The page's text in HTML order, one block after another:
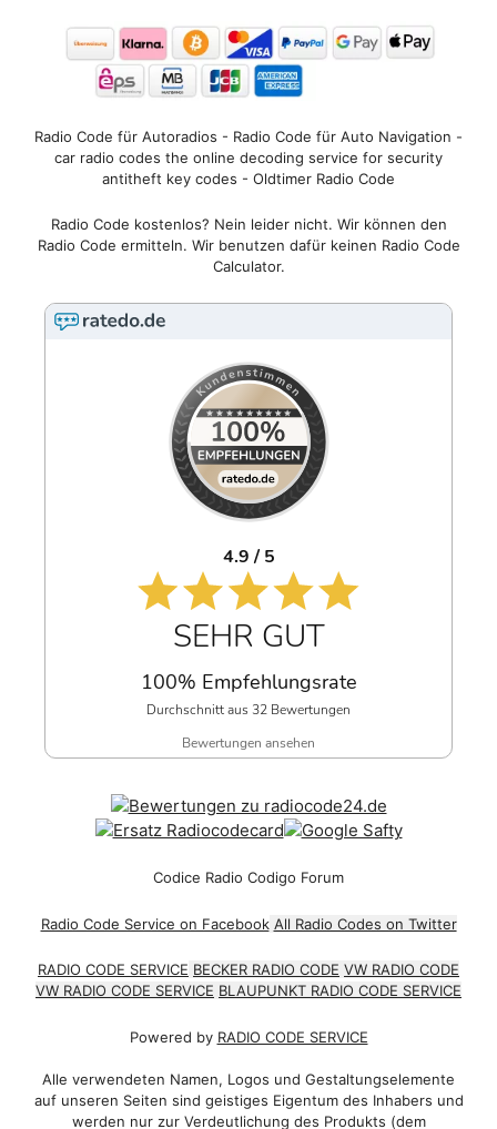
Radio Code für Autoradios - Radio Code für Auto Navigation -
car radio codes the online decoding service for security
antitheft key codes - Oldtimer Radio Code
Radio Code kostenlos? Nein leider nicht. Wir können den
Radio Code ermitteln. Wir benutzen dafür keinen Radio Code
Calculator.
4.9 / 5
SEHR GUT
100% Empfehlungsrate
Durchschnitt aus 32 Bewertungen
Bewertungen ansehen
Codice Radio Codigo Forum
Radio Code Service on Facebook All Radio Codes on Twitter
RADIO CODE SERVICE BECKER RADIO CODE VW RADIO CODE
VW RADIO CODE SERVICE BLAUPUNKT RADIO CODE SERVICE
Powered by RADIO CODE SERVICE
Alle verwendeten Namen, Logos und Gestaltungselemente
auf unseren Seiten sind geistiges Eigentum des Inhabers und
werden nur zur Verdeutlichung des Produkts (dem